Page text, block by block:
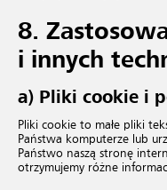
8.
i innych
a) Pliki cookie i
Pliki cookie to małe pliki
Państwa komputerze lub
Państwo naszą stronę
otrzymujemy różne